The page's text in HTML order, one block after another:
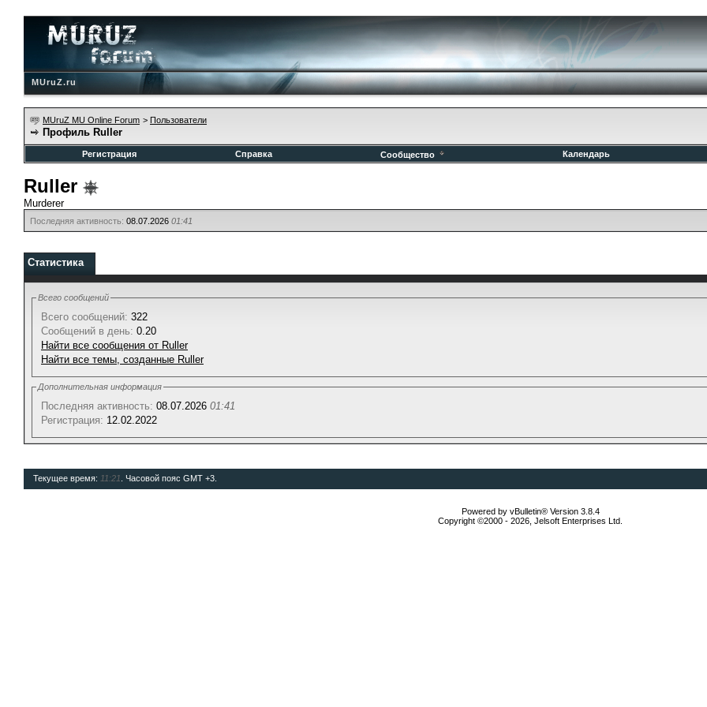
MUruZ.ru
MUruZ MU Online Forum > Пользователи
Профиль Ruller
Регистрация
Справка Сообщество Календарь
Ruller
Murderer
Последняя активность: 08.07.2026 01:41
Статистика
Всего сообщений
Всего сообщений: 322
Сообщений в день: 0.20
Найти все сообщения от Ruller
Найти все темы, созданные Ruller
Дополнительная информация
Последняя активность: 08.07.2026 01:41
Регистрация: 12.02.2022
Текущее время: 11:21 . Часовой пояс GMT +3.
Powered by vBulletin® Version 3.8.4
Copyright ©2000 - 2026, Jelsoft Enterprises Ltd.